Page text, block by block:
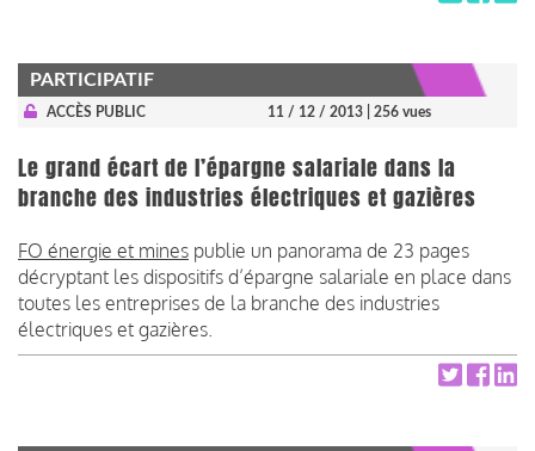
PARTICIPATIF
ACCÈS PUBLIC 11 / 12 / 2013 | 256 vues
Le grand écart de l’épargne salariale dans la
branche des industries électriques et gazières
FO énergie et mines publie un panorama de 23 pages
décryptant les dispositifs d’épargne salariale en place dans
toutes les entreprises de la branche des industries
électriques et gazières.